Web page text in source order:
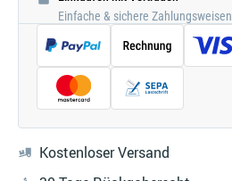
Einfache & sichere Zahlungsweisen
Kostenloser Versand